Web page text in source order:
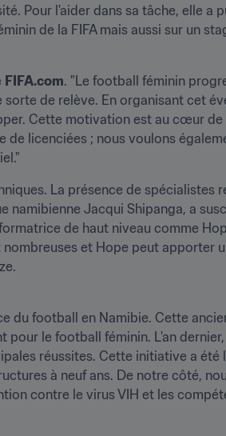
Pour l'aider dans sa tâche, elle a
de la FIFA mais aussi sur un
FIFA.com. "Le football féminin
de relève. En organisant cet
Cette motivation est au cœur
licenciées ; nous voulons
La présence de spécialistes
namibienne Jacqui Shipanga, a
de haut niveau comme
et Hope peut apporter
du football en Namibie. Cette
le football féminin. L'an
réussites. Cette initiative a été
à neuf ans. De notre côté,
contre le virus VIH et les